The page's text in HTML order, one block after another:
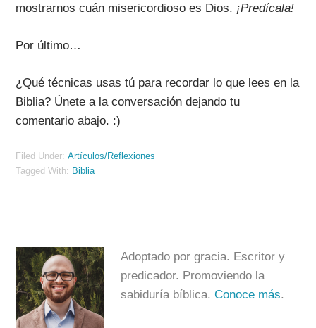
mostrarnos cuán misericordioso es Dios. ¡Predícala!
Por último…
¿Qué técnicas usas tú para recordar lo que lees en la
Biblia? Únete a la conversación dejando tu
comentario abajo. :)
Filed Under:Artículos/Reflexiones
Tagged With: Biblia
Adoptado por gracia. Escritor y
predicador. Promoviendo la
sabiduría bíblica.Conoce más.